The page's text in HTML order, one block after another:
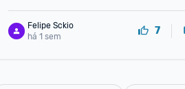
Felipe Sckio
há 1 sem
7